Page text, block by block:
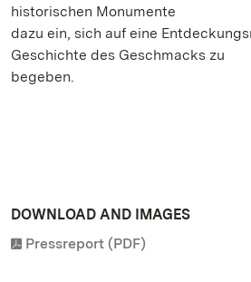
historischen Monumente
dazu ein, sich auf eine
Geschichte des Geschmacks zu
begeben.
DOWNLOAD AND IMAGES
Pressreport (PDF)